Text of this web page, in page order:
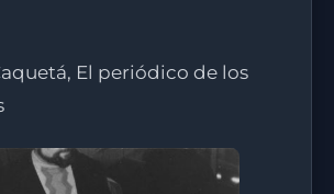
El periódico de los